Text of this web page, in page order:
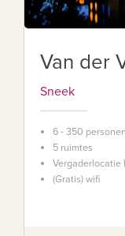
Van der
Sneek
6 - 350 personen
5 ruimtes
Vergaderlocatie
(Gratis) wifi